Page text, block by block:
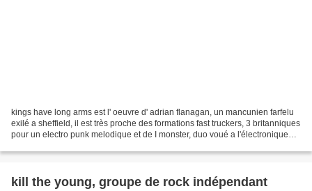
kings have long arms est l' oeuvre d' adrian flanagan, un mancunien farfelu
exilé a sheffield, il est très proche des formations fast truckers, 3 britanniques
pour un electro punk melodique et de I monster, duo voué a l'électronique
kill the young, groupe de rock indépendant